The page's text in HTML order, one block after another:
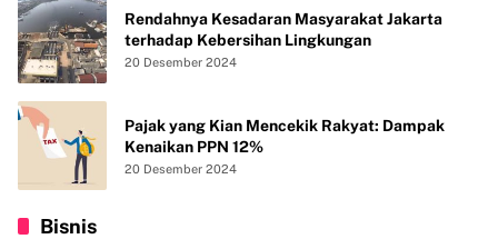
Rendahnya Kesadaran Masyarakat Jakarta
terhadap Kebersihan Lingkungan
20 Desember 2024
Pajak yang Kian Mencekik Rakyat: Dampak
Kenaikan PPN 12%
20 Desember 2024
Bisnis